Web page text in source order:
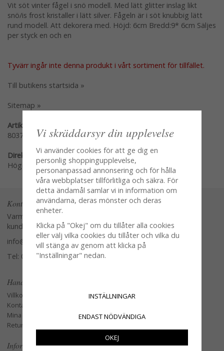
Vit söt vinter fågel i snö modell. Med lätt glitter inslag likt
snö/is frost kristaller i lätt silver. Fågeln är i söt knubbig lätt
rund modell. Att dekorera med. Höjd: 6cm Bredd:9* 6cm Säljes
per styck en och en
Tyvärr ingår inte denna produkt i vårt sortiment för tillfället.
Till butikens startsida »
Sitemap »
Artikelnummer:
80372
Direktlänk:
Högerklicka och kopiera adressen
Kontakta oss
Varmt välkommen att kontakta vår
kundtjänst.
info@glasverandan.se
Tel: 079-3495968
Handla
Villkor
Kontakta oss
Mina favoriter
Retur och Reklamation
Information
Vi skräddarsyr din upplevelse
Vi använder cookies för att ge dig en
personlig shoppingupplevelse,
personanpassad annonsering och för hålla
våra webbplatser tillförlitliga och säkra. För
detta ändamål samlar vi in information om
användarna, deras mönster och deras
enheter.
Klicka på "Okej" om du tillåter alla cookies
eller välj vilka cookies du tillåter och vilka du
vill stänga av genom att klicka på
"Inställningar" nedan.
INSTÄLLNINGAR
ENDAST NÖDVÄNDIGA
OKEJ